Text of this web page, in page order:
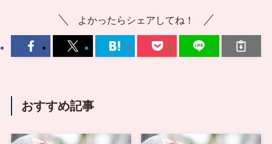
よかったらシェアしてね！
おすすめ記事